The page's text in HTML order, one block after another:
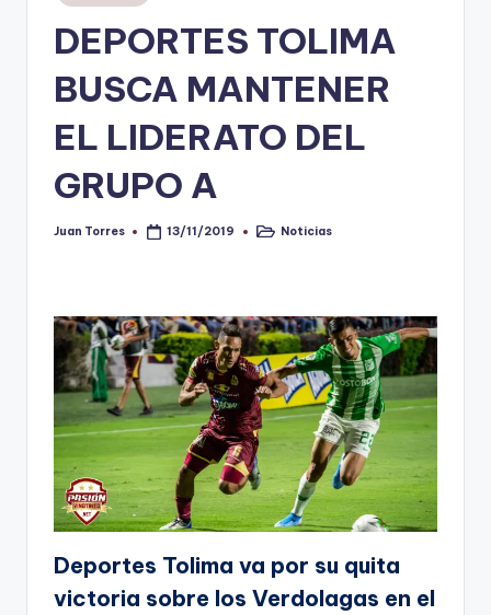
V
ti
en
DEPORTES TOLIMA
BUSCA MANTENER
EL LIDERATO DEL
GRUPO A
Publicado
Juan Torres 13/11/2019
Publicado
Noticias
Deportes Tolima va por su quita
victoria sobre los Verdolagas en el